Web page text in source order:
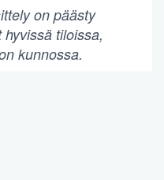
on päästy
tiloissa,
kunnossa.